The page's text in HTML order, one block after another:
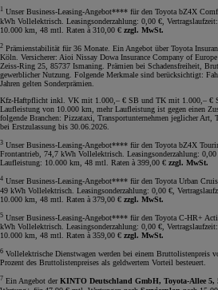
1 Unser Business-Leasing-Angebot**** für den Toyota bZ4X
kWh Vollelektrisch. Leasingsonderzahlung: 0,00 €,
10.000 km, 48 mtl. Raten à 310,00 € zzgl. MwSt.
2 Prämienstabilität für 36 Monate. Ein Angebot über Toyota
Köln. Versicherer: Aioi Nissay Dowa Insurance Company of
Zeiss-Ring 25, 85737 Ismaning. Prämien bei Schadensfreiheit,
gewerblicher Nutzung. Folgende Merkmale sind berücksichtigt:
Jahren gelten Sonderprämien.
Kfz-Haftpflicht inkl. VK mit 1.000,– € SB und TK mit 1.000,– €
Laufleistung von 10.000 km, mehr Laufleistung ist gegen einen
folgende Branchen: Pizzataxi, Transportunternehmen jeglicher
bei Erstzulassung bis 30.06.2026.
3 Unser Business-Leasing-Angebot**** für den Toyota bZ4X
Frontantrieb, 74,7 kWh Vollelektrisch. Leasingsonderzahlung:
Laufleistung: 10.000 km, 48 mtl. Raten à 399,00 € zzgl. MwSt.
4 Unser Business-Leasing-Angebot**** für den Toyota Urban
49 kWh Vollelektrisch. Leasingsonderzahlung: 0,00 €,
10.000 km, 48 mtl. Raten à 379,00 € zzgl. MwSt.
5 Unser Business-Leasing-Angebot**** für den Toyota C-HR+
kWh Vollelektrisch. Leasingsonderzahlung: 0,00 €,
10.000 km, 48 mtl. Raten à 359,00 € zzgl. MwSt.
6 Vollelektrische Dienstwagen werden bei einem Bruttolistenpreis
Prozent des Bruttolistenpreises als geldwertem Vorteil besteuert.
7 Ein Angebot derKINTO Deutschland GmbH, Toyota-Allee 5,